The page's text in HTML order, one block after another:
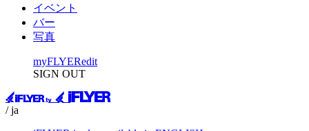
イベント
バー
写真
myFLYERedit
SIGN OUT
/ ja